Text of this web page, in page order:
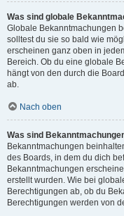
Was sind globale
Globale Bekanntmachungen
solltest du sie so bald wie
erscheinen ganz oben in
Bereich. Ob du eine globale
hängt von den durch die
ab.
Nach oben
Was sind
Bekanntmachungen
des Boards, in dem du dich
Bekanntmachungen
erstellt wurden. Wie bei
Berechtigungen ab, ob du
Berechtigungen werden von